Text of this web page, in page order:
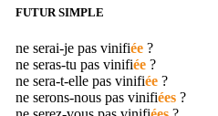
FUTUR SIMPLE
ne serai-je pas vinifiée ?
ne seras-tu pas vinifiée ?
ne sera-t-elle pas vinifiée ?
ne serons-nous pas vinifiées ?